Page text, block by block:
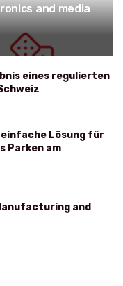
and media
eines regulierten
einfache Lösung für
Parken am
and